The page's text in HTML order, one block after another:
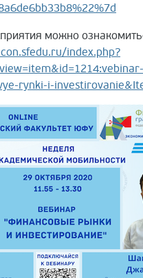
можно
index.php?
rynki-i-